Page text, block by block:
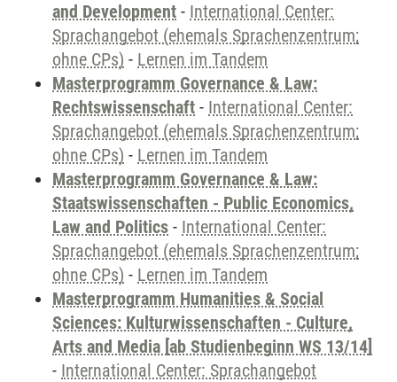
and Development - International Center:
Sprachangebot (ehemals Sprachenzentrum;
ohne CPs) - Lernen im Tandem
Masterprogramm Governance & Law:
Rechtswissenschaft - International Center:
Sprachangebot (ehemals Sprachenzentrum;
ohne CPs) - Lernen im Tandem
Masterprogramm Governance & Law:
Staatswissenschaften - Public Economics,
Law and Politics - International Center:
Sprachangebot (ehemals Sprachenzentrum;
ohne CPs) - Lernen im Tandem
Masterprogramm Humanities & Social
Sciences: Kulturwissenschaften - Culture,
Arts and Media [ab Studienbeginn WS 13/14]
- International Center: Sprachangebot